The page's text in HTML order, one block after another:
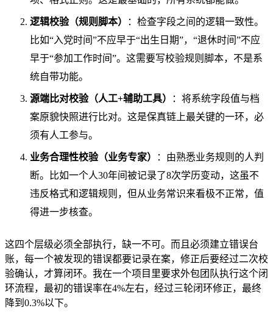
逻辑校验（规则脚本）
：检查字段之间的逻辑一致性。
比如“入党时间”不应早于“出生日期”，“退休时间”不应
早于“参加工作时间”。这需要写校验规则脚本，不是系
统自带功能。
源端比对校验（人工+辅助工具）
：将系统字段值与档
案原貌快照进行比对。这是保真链上最关键的一环，必
须有人工参与。
业务合理性校验（业务专家）
：由熟悉业务规则的人判
断。比如一个人30年间被记录了8次学历变动，这虽不
违反格式和逻辑规则，但从业务常识来看极不正常，值
得进一步核查。
这四个层级必须全部执行，缺一不可。而且必须建立错误台
账，每一个被发现的错误都要记录在案，修正后要经过二次校
验确认，才算闭环。我在一个项目里要求外包团队执行这个闭
环流程，最初的错误率在4%左右，经过三轮闭环修正，最终
降到0.3%以下。